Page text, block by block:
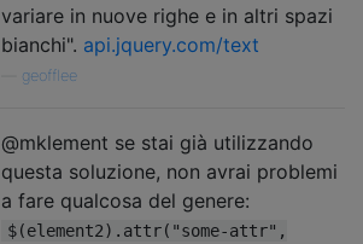
variare in nuove righe e in altri spazi
bianchi". api.jquery.com/text
geofflee
@mklement se stai già utilizzando
questa soluzione, non avrai problemi
a fare qualcosa del genere:
$(element2).attr("some-attr",